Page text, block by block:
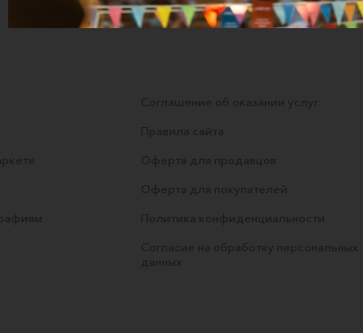
Соглашение об оказании услуг
Правила сайта
Оферта для продавцов
Оферта для покупателей
Политика конфиденциальности
Согласие на обработку персональных
данных